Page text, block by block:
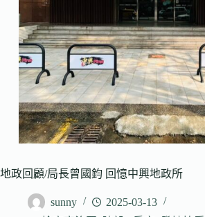
地政回顧/局長曾國鈞 回憶中興地政所
sunny
2025-03-13